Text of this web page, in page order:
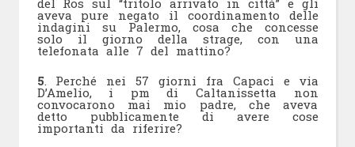
del Ros sul “tritolo arrivato in città” e gli
aveva pure negato il coordinamento delle
indagini su Palermo, cosa che concesse
solo il giorno della strage, con una
telefonata alle 7 del mattino?
5 . Perché nei 57 giorni fra Capaci e via
D’Amelio, i pm di Caltanissetta non
convocarono mai mio padre, che aveva
detto pubblicamente di avere cose
importanti da riferire?